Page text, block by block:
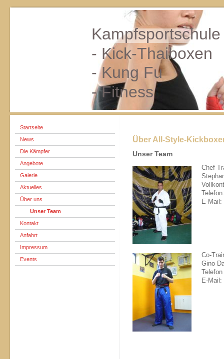
- Kick-Thaiboxen
- Kung Fu
- Fitness
Startseite
News
Die Kämpfer
Angebote
Galerie
Aktuelles
Über uns
Unser Team
Kontakt
Anfahrt
Impressum
Events
Über All-Style-
Unser Team
Chef
E-
Co-
Gino
E-Mail: